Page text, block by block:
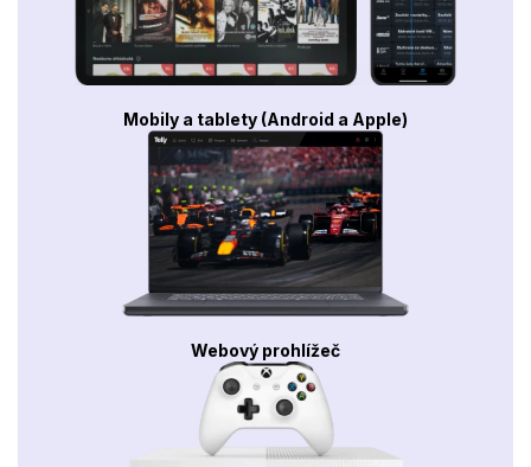
Mobily a tablety (Android a Apple)
Webový prohlížeč